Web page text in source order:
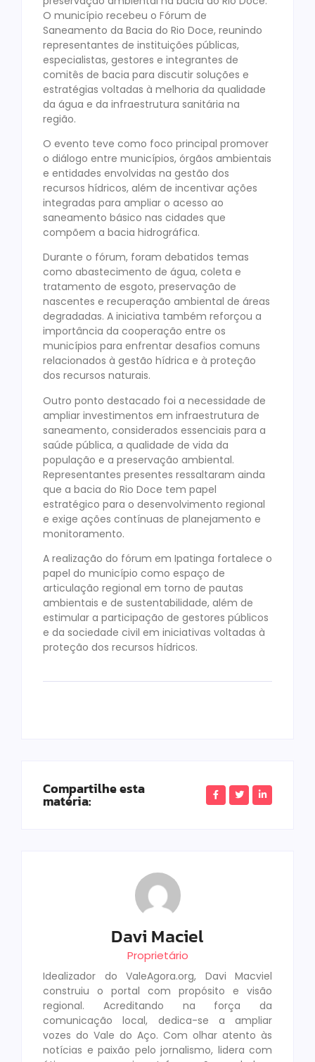
O município recebeu o Fórum de
Saneamento da Bacia do Rio Doce, reunindo
representantes de instituições públicas,
especialistas, gestores e integrantes de
comitês de bacia para discutir soluções e
estratégias voltadas à melhoria da qualidade
da água e da infraestrutura sanitária na
região.
O evento teve como foco principal promover
o diálogo entre municípios, órgãos ambientais
e entidades envolvidas na gestão dos
recursos hídricos, além de incentivar ações
integradas para ampliar o acesso ao
saneamento básico nas cidades que
compõem a bacia hidrográfica.
Durante o fórum, foram debatidos temas
como abastecimento de água, coleta e
tratamento de esgoto, preservação de
nascentes e recuperação ambiental de áreas
degradadas. A iniciativa também reforçou a
importância da cooperação entre os
municípios para enfrentar desafios comuns
relacionados à gestão hídrica e à proteção
dos recursos naturais.
Outro ponto destacado foi a necessidade de
ampliar investimentos em infraestrutura de
saneamento, considerados essenciais para a
saúde pública, a qualidade de vida da
população e a preservação ambiental.
Representantes presentes ressaltaram ainda
que a bacia do Rio Doce tem papel
estratégico para o desenvolvimento regional
e exige ações contínuas de planejamento e
monitoramento.
A realização do fórum em Ipatinga fortalece o
papel do município como espaço de
articulação regional em torno de pautas
ambientais e de sustentabilidade, além de
estimular a participação de gestores públicos
e da sociedade civil em iniciativas voltadas à
proteção dos recursos hídricos.
Compartilhe esta
matéria:
Davi Maciel
Proprietário
Idealizador do ValeAgora.org, Davi Macviel
construiu o portal com propósito e visão
regional. Acreditando na força da
comunicação local, dedica-se a ampliar
vozes do Vale do Aço. Com olhar atento às
notícias e paixão pelo jornalismo, lidera com